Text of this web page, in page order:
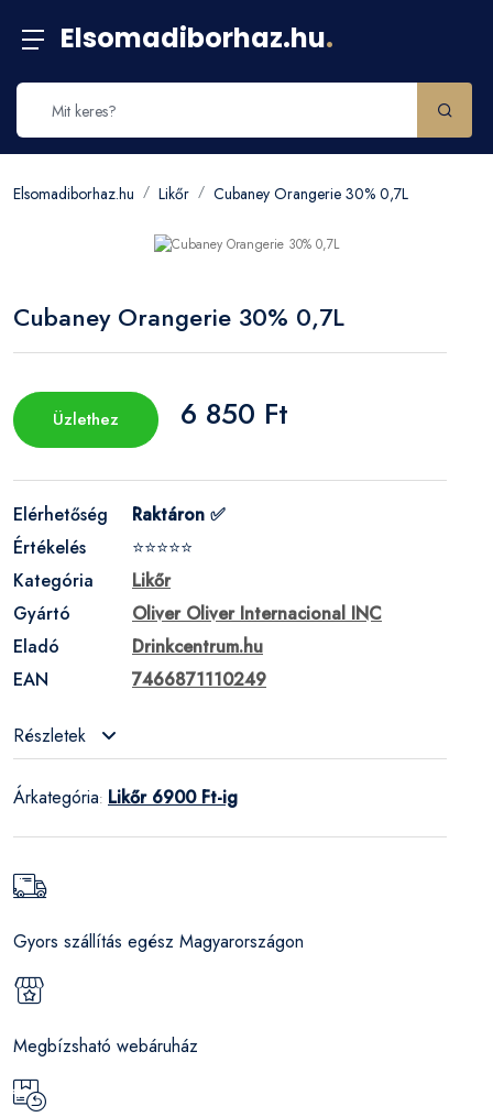
Elsomadiborhaz.hu.
Elsomadiborhaz.hu Likőr Cubaney Orangerie 30% 0,7L
Cubaney Orangerie 30% 0,7L
Üzlethez 6 850 Ft
Elérhetőség
Raktáron ✅
Értékelés
⭐⭐⭐⭐⭐
Kategória
Likőr
Gyártó
Oliver Oliver Internacional INC
Eladó
Drinkcentrum.hu
EAN
7466871110249
Részletek
Árkategória: Likőr 6900 Ft-ig
Gyors szállítás egész Magyarországon
Megbízsható webáruház